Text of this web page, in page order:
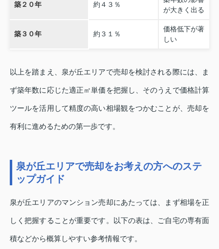
築２０年 約４３％
が大きく出る
築３０年 約３１％
価格低下が著
しい
以上を踏まえ、泉が丘エリアで売却を検討される際には、ま
ず築年数に応じた適正㎡単価を把握し、そのうえで価格計算
ツールを活用して精度の高い相場観をつかむことが、売却を
有利に進めるための第一歩です。
泉が丘エリアで売却をお考えの方へのステ
ップガイド
泉が丘エリアのマンション売却にあたっては、まず相場を正
しく把握することが重要です。以下の表は、ご自宅の専有面
積などから概算しやすい参考情報です。